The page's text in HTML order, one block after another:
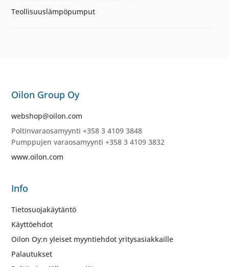
Teollisuuslämpöpumput
Oilon Group Oy
webshop@oilon.com
Poltinvaraosamyynti +358 3 4109 3848
Pumppujen varaosamyynti +358 3 4109 3832
www.oilon.com
Info
Tietosuojakäytäntö
Käyttöehdot
Oilon Oy:n yleiset myyntiehdot yritysasiakkaille
Palautukset